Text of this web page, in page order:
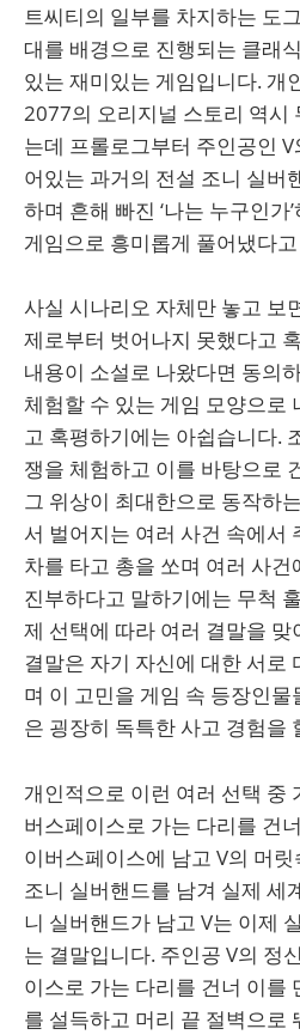
트씨티의 일부를 차지하는 도
대를 배경으로 진행되는 클래
있는 재미있는 게임입니다. 개
2077의 오리지널 스토리 역시
는데 프롤로그부터 주인공인
어있는 과거의 전설 조니 실버
하며 흔해 빠진 ‘나는 누구인가
게임으로 흥미롭게 풀어냈다
사실 시나리오 자체만 놓고 보
제로부터 벗어나지 못했다고
내용이 소설로 나왔다면 동의
체험할 수 있는 게임 모양으로
고 혹평하기에는 아쉽습니다.
쟁을 체험하고 이를 바탕으로
그 위상이 최대한으로 동작하
서 벌어지는 여러 사건 속에서
차를 타고 총을 쏘며 여러 사
진부하다고 말하기에는 무척
제 선택에 따라 여러 결말을 맞
결말은 자기 자신에 대한 서로
며 이 고민을 게임 속 등장인물
은 굉장히 독특한 사고 경험을
개인적으로 이런 여러 선택 중
버스페이스로 가는 다리를 건
이버스페이스에 남고 V의 머
조니 실버핸드를 남겨 실제 세
니 실버핸드가 남고 V는 이제
는 결말입니다. 주인공 V의 정
이스로 가는 다리를 건너 이를
를 설득하고 머리 끝 절벽으로